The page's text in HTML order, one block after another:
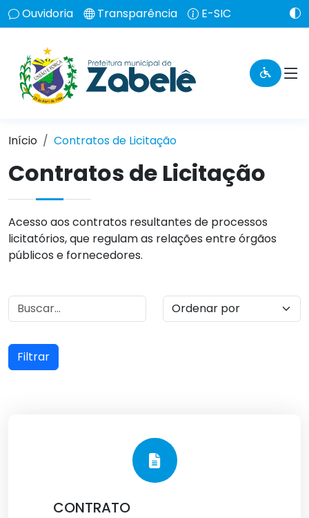
Ouvidoria Transparência E-SIC
Início Contratos de Licitação
Contratos de Licitação
Acesso aos contratos resultantes de processos
licitatórios, que regulam as relações entre órgãos
públicos e fornecedores.
Filtrar
CONTRATO